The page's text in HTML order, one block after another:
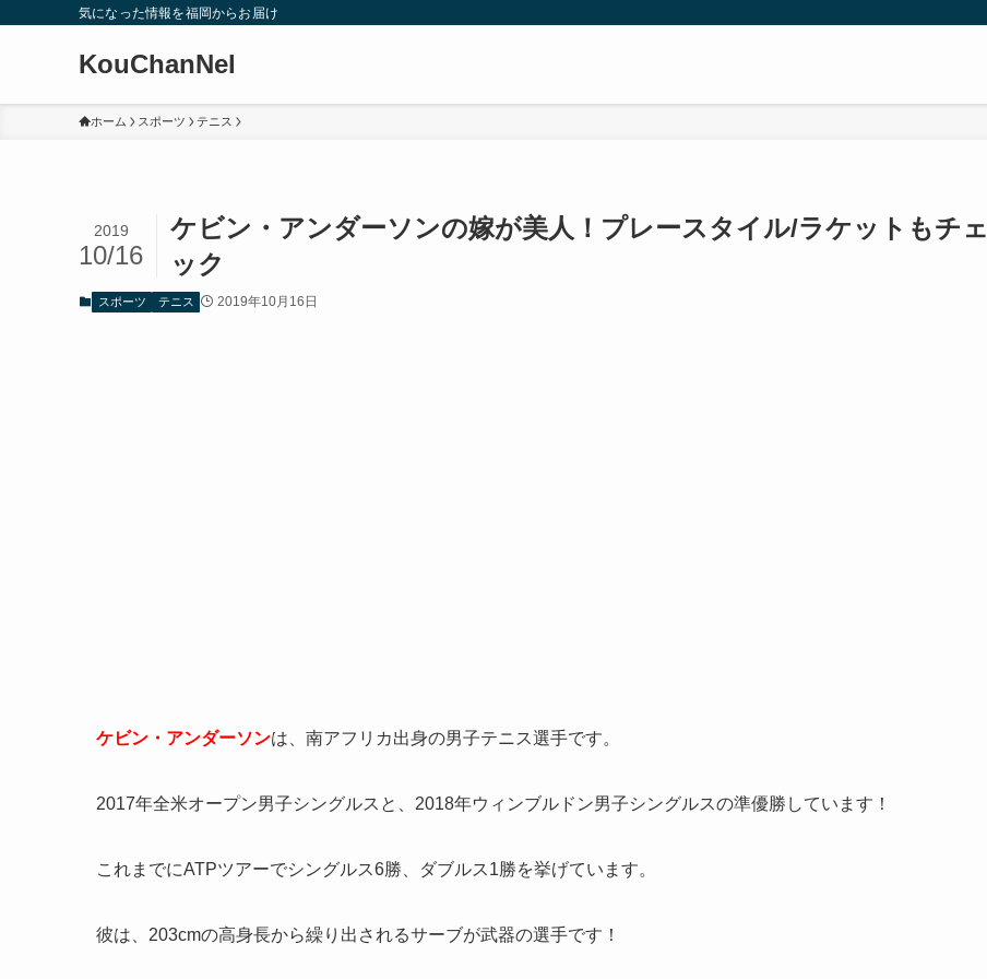
気になった情報を福岡からお届け
KouChanNel
ホーム スポーツ テニス
ケビン・アンダーソンの嫁が美人！プレースタイル/ラケットもチェ
ック
2019
10/16
スポーツ テニス 2019年10月16日
ケビン・アンダーソンは、南アフリカ出身の男子テニス選手です。
2017年全米オープン男子シングルスと、2018年ウィンブルドン男子シングルスの準優勝しています！
これまでにATPツアーでシングルス6勝、ダブルス1勝を挙げています。
彼は、203cmの高身長から繰り出されるサーブが武器の選手です！